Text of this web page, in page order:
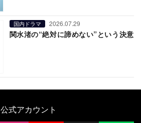
国内ドラマ 2026.07.29
関水渚の“絶対に諦めない”という決意
公式アカウント